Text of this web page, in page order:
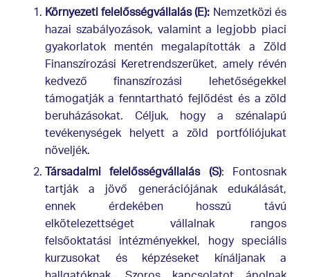
Környezeti felelősségvállalás (E):Nemzetközi és
hazai szabályozások, valamint a legjobb piaci
gyakorlatok mentén megalapították a Zöld
Finanszírozási Keretrendszerüket, amely révén
kedvező finanszírozási lehetőségekkel
támogatják a fenntartható fejlődést és a zöld
beruházásokat. Céljuk, hogy a szénalapú
tevékenységek helyett a zöld portfóliójukat
növeljék.
Társadalmi felelősségvállalás (S): Fontosnak
tartják a jövő generációjának edukálását,
ennek érdekében hosszú távú
elkötelezettséget vállalnak rangos
felsőoktatási intézményekkel, hogy speciális
kurzusokat és képzéseket kínáljanak a